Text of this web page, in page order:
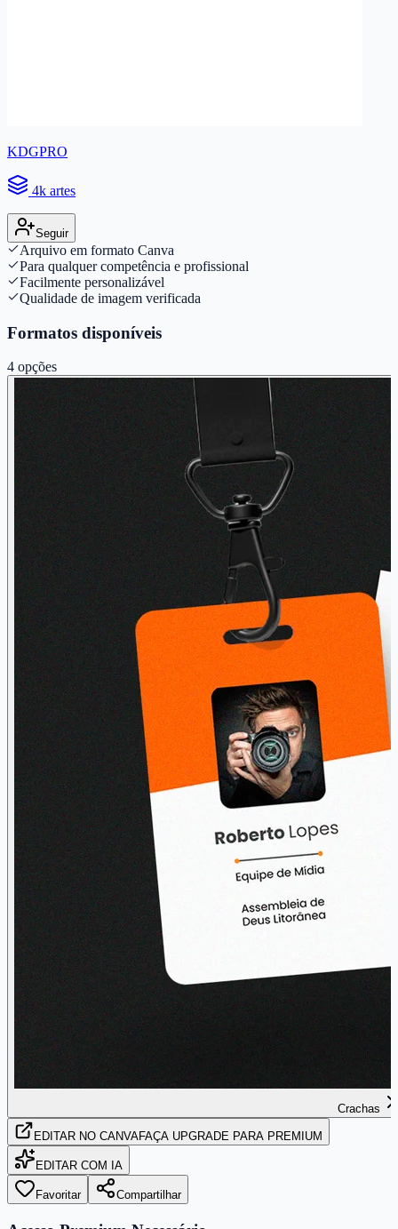
KDGPRO
4k artes
Seguir
Arquivo em formato Canva
Para qualquer competência e profissional
Facilmente personalizável
Qualidade de imagem verificada
Formatos disponíveis
4 opções
Crachas
EDITAR NO CANVAFAÇA UPGRADE PARA PREMIUM
EDITAR COM IA
Favoritar Compartilhar